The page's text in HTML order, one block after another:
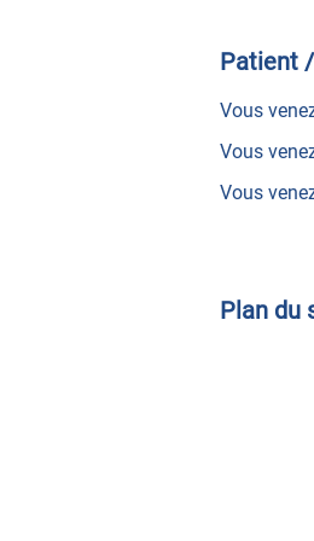
Patient
Vous
Vous
Vous
Plan du